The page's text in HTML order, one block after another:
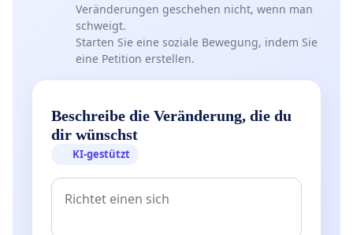
Veränderungen geschehen nicht, wenn man
schweigt.
Starten Sie eine soziale Bewegung, indem Sie
eine Petition erstellen.
Beschreibe die Veränderung, die du
dir wünschst
KI-gestützt